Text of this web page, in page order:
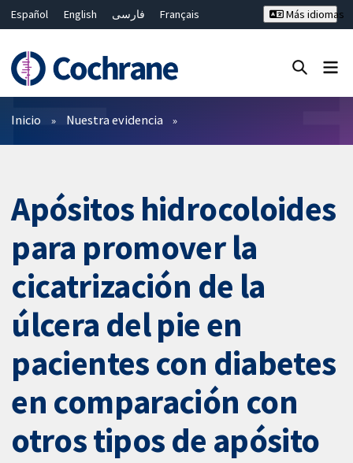
Español English فارسی
Français
Bahasa Malaysia
ไทย 繁體中文
Más idiomas
Filtros
Inicio Nuestra evidencia
Apósitos hidrocoloides
para promover la
cicatrización de la
úlcera del pie en
pacientes con diabetes
en comparación con
otros tipos de apósito